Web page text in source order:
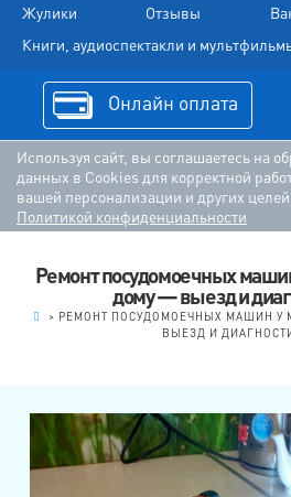
Жулики
Отзывы
Книги, аудиоспектакли и
Онлайн оплата
Используя сайт, вы соглашаетесь на
данных в Cookies для корректной
вашей персонализации и других
Политикой конфиденциальности
Ремонт посудомоечных
дому — выезд и
> РЕМОНТ ПОСУДОМОЕЧНЫХ МАШИН У
ВЫЕЗД И